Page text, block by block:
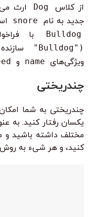
از کلاس
Dog ارث
جدید به نام
snore
Bulldog با
"Bulldog")
ویژگی‌های name و
چندریختی
چندریختی به شما
یکسان رفتار کنید. به
مختلف داشته باشید و
کنید، و هر شیء به